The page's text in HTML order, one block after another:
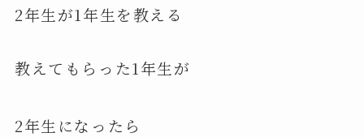
2年生が1年生を教える
教えてもらった1年生が
2年生になったら